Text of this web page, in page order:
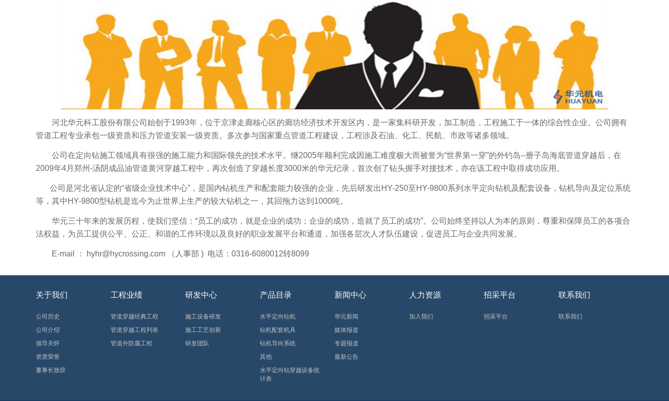
河北华元科工股份有限公司始创于1993年，位于京津走廊核心区的廊坊经济技术开发区内，是一家集科研开发，加工制造，工程施工于一体的综合性企业。公司拥有
管道工程专业承包一级资质和压力管道安装一级资质。多次参与国家重点管道工程建设，工程涉及石油、化工、民航、市政等诸多领域。
公司在定向钻施工领域具有很强的施工能力和国际领先的技术水平。继2005年顺利完成因施工难度极大而被誉为“世界第一穿”的外钓岛--册子岛海底管道穿越后，在
2009年4月郑州-汤阴成品油管道黄河穿越工程中，再次创造了穿越长度3000米的华元纪录，首次创了钻头握手对接技术，亦在该工程中取得成功应用。
公司是河北省认定的“省级企业技术中心”，是国内钻机生产和配套能力较强的企业，先后研发出HY-250至HY-9800系列水平定向钻机及配套设备，钻机导向及定位系统
等，其中HY-9800型钻机是迄今为止世界上生产的较大钻机之一，其回拖力达到1000吨。
华元三十年来的发展历程，使我们坚信：“员工的成功，就是企业的成功；企业的成功，造就了员工的成功”。 公司始终坚持以人为本的原则，尊重和保障员工的各项合
法权益，为员工提供公平、公正、和谐的工作环境以及良好的职业发展平台和通道，加强各层次人才队伍建设，促进员工与企业共同发展。
E-mail ： hyhr@hycrossing.com （人事部 ) 电话： 0316-6080012转8099
关于我们
公司历史
公司介绍
领导关怀
资质荣誉
董事长致辞
工程业绩
管道穿越经典工程
管道穿越工程列表
管道外防腐工程
研发中心
施工设备研发
施工工艺创新
研发团队
产品目录
水平定向钻机
钻机配套机具
钻机导向系统
其他
水平定向钻穿越设备统
计表
新闻中心
华元新闻
媒体报道
专题报道
最新公告
人力资源
加入我们
招采平台
招采平台
联系我们
联系我们